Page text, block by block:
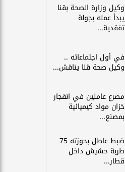
وكيل وزارة الصحة بقنا
يبدأ عمله بجولة
تفقدية...
في أول اجتماعاته ..
وكيل صحة قنا يناقش...
مصرع عاملين في انفجار
خزان مواد كيميائية
بمصنع...
ضبط عاطل بحوزته 75
طربة حشيش داخل
قطار...